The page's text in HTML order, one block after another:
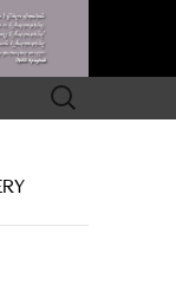
Search
for: